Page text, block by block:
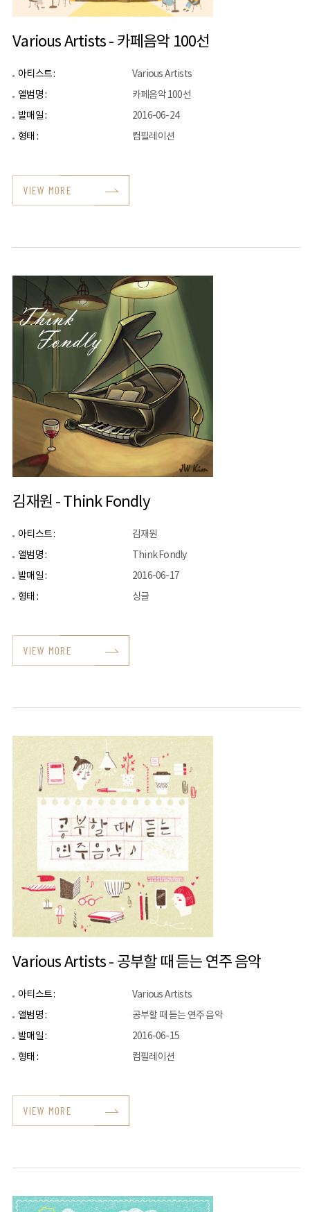
Various Artists - 카페음악 100선
아티스트 :
Various Artists
앨범명 :
카페음악 100선
발매일 :
2016-06-24
형태 :
컴필레이션
VIEW MORE
김재원 - Think Fondly
아티스트 :
김재원
앨범명 :
Think Fondly
발매일 :
2016-06-17
형태 :
싱글
VIEW MORE
Various Artists - 공부할 때 듣는 연주 음악
아티스트 :
Various Artists
앨범명 :
공부할 때 듣는 연주 음악
발매일 :
2016-06-15
형태 :
컴필레이션
VIEW MORE